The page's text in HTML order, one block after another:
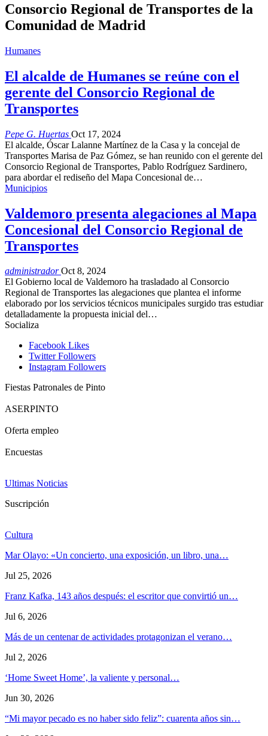
Consorcio Regional de Transportes de la
Comunidad de Madrid
Humanes
El alcalde de Humanes se reúne con el
gerente del Consorcio Regional de
Transportes
Pepe G. Huertas Oct 17, 2024
El alcalde, Óscar Lalanne Martínez de la Casa y la concejal de
Transportes Marisa de Paz Gómez, se han reunido con el gerente del
Consorcio Regional de Transportes, Pablo Rodríguez Sardinero,
para abordar el rediseño del Mapa Concesional de…
Municipios
Valdemoro presenta alegaciones al Mapa
Concesional del Consorcio Regional de
Transportes
administradorOct 8, 2024
El Gobierno local de Valdemoro ha trasladado al Consorcio
Regional de Transportes las alegaciones que plantea el informe
elaborado por los servicios técnicos municipales surgido tras estudiar
detalladamente la propuesta inicial del…
Socializa
Facebook Likes
Twitter Followers
Instagram Followers
Fiestas Patronales de Pinto
ASERPINTO
Oferta empleo
Encuestas
Ultimas Noticias
Suscripción
Cultura
Mar Olayo: «Un concierto, una exposición, un libro, una…
Jul 25, 2026
Franz Kafka, 143 años después: el escritor que convirtió un…
Jul 6, 2026
Más de un centenar de actividades protagonizan el verano…
Jul 2, 2026
‘Home Sweet Home’, la valiente y personal…
Jun 30, 2026
“Mi mayor pecado es no haber sido feliz”: cuarenta años sin…